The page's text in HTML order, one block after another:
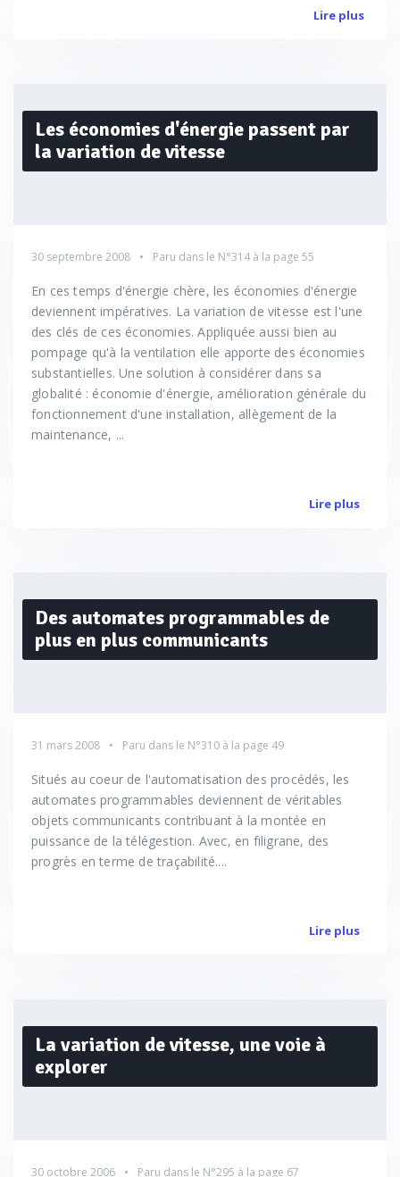
Lire plus
Les économies d'énergie passent par
la variation de vitesse
30 septembre 2008 Paru dans le N°314 à la page 55
En ces temps d'énergie chère, les économies d'énergie
deviennent impératives. La variation de vitesse est l'une
des clés de ces économies. Appliquée aussi bien au
pompage qu'à la ventilation elle apporte des économies
substantielles. Une solution à considérer dans sa
globalité : économie d'énergie, amélioration générale du
fonctionnement d'une installation, allègement de la
maintenance, ...
Lire plus
Des automates programmables de
plus en plus communicants
31 mars 2008 Paru dans le N°310 à la page 49
Situés au coeur de l'automatisation des procédés, les
automates programmables deviennent de véritables
objets communicants contribuant à la montée en
puissance de la télégestion. Avec, en filigrane, des
progrès en terme de traçabilité....
Lire plus
La variation de vitesse, une voie à
explorer
30 octobre 2006 Paru dans le N°295 à la page 67